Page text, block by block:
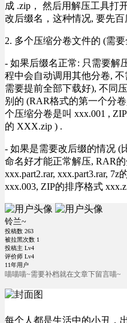
成 .zip， 然后用解压工具打
改后缀名，这种情况, 要先
2. 多个压缩分卷文件的 (需
- 如果后缀名正常: 只需要解
程中会自动调用其他分卷,
需要提前全部下载好), 不同
别的 (RAR格式的第一个分
个压缩分卷是叫 xxx.001 ,
的 XXX.zip ) .
- 如果是需要改后缀的情况 (
命名好才能正常解压, RAR
xxx.part2.rar, xxx.part3.rar,
xxx.003, ZIP的排序格式
铃兰~
投稿数 263
被拉黑次数 1
投稿主 Lv4
评价师 Lv4
11年用户
喵喵喵~需要补档就在文章下留言喵~
每个人都是生活中的小丑，